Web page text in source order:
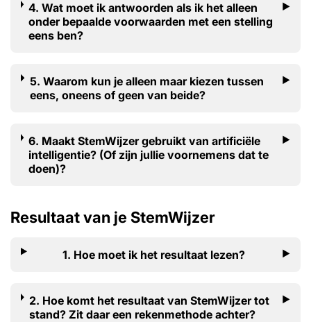
4. Wat moet ik antwoorden als ik het alleen
onder bepaalde voorwaarden met een stelling
eens ben?
5. Waarom kun je alleen maar kiezen tussen
eens, oneens of geen van beide?
6. Maakt StemWijzer gebruikt van artificiële
intelligentie? (Of zijn jullie voornemens dat te
doen)?
Resultaat van je StemWijzer
1. Hoe moet ik het resultaat lezen?
2. Hoe komt het resultaat van StemWijzer tot
stand? Zit daar een rekenmethode achter?